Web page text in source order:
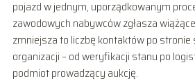
pojazd w jednym, uporządkowanym
zawodowych nabywców zgłasza
zmniejsza to liczbę kontaktów po stronie
organizacji – od weryfikacji stanu po
podmiot prowadzący aukcję.